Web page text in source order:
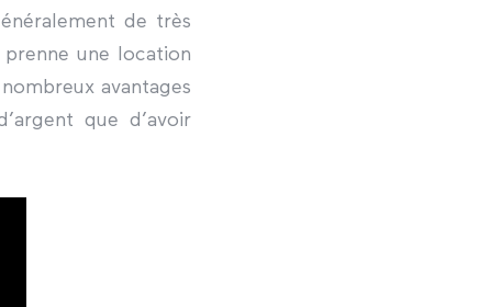
de très
une location
avantages
que d’avoir